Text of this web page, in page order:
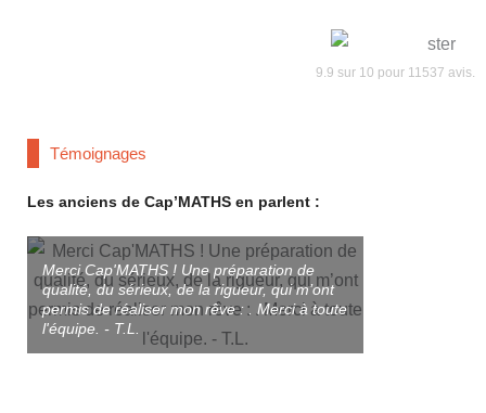
9.9 sur 10 pour 11537 avis.
Témoignages
Les anciens de Cap’MATHS en parlent :
Merci Cap'MATHS ! Une préparation de
qualité, du sérieux, de la rigueur, qui m’ont
permis de réaliser mon rêve : . Merci à toute
l'équipe. - T.L.